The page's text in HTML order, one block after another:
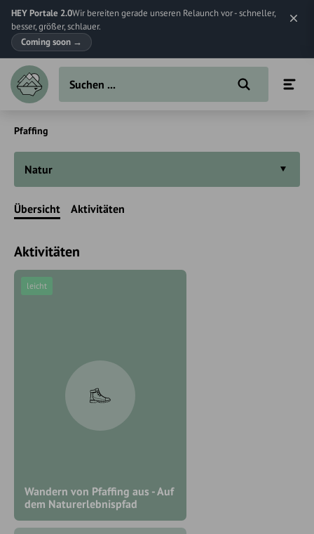
HEY Portale 2.0Wir bereiten gerade unseren Relaunch vor - schneller,
besser, größer, schlauer.
Coming soon →
Pfaffing
Natur
Übersicht Aktivitäten
Aktivitäten
Wandern von Pfaffing aus - Auf
dem Naturerlebnispfad
leicht